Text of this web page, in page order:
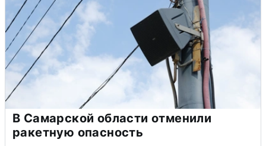
В Самарской области отменили
ракетную опасность